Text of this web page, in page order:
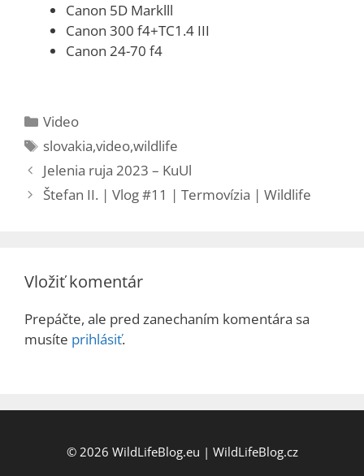
Canon 5D Marklll
Canon 300 f4+TC1.4 III
Canon 24-70 f4
Kategórie
Video
Značky
slovakia,video,wildlife
Jelenia ruja 2023 – KuUl
Štefan II. | Vlog #11 | Termovízia | Wildlife
Vložiť komentár
Prepáčte, ale pred zanechaním komentára sa
musíte prihlásiť.
© 2026 WildLifeBlog.eu | WildLifeBlog.cz